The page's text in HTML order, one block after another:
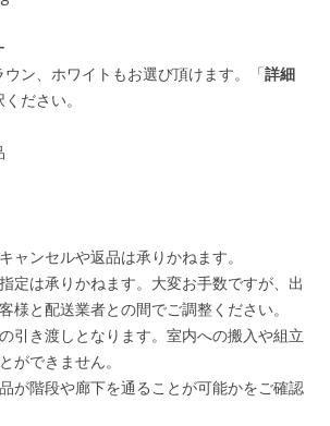
ン、ホワイトもお選び頂けます。「詳細
ださい。
ャンセルや返品は承りかねます。
定は承りかねます。大変お手数ですが、出
様と配送業者との間でご調整ください。
引き渡しとなります。室内への搬入や組立
ができません。
が階段や廊下を通ることが可能かをご確認